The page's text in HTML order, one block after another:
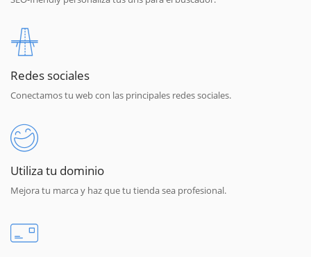
Redes sociales
Conectamos tu web con las principales redes sociales.
Utiliza tu dominio
Mejora tu marca y haz que tu tienda sea profesional.